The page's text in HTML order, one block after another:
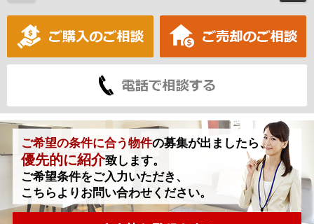
ご希望の条件に合う物件の募集が出ましたら、
優先的に紹介致します。
ご希望条件をご入力いただき、
こちらよりお問い合わせください。